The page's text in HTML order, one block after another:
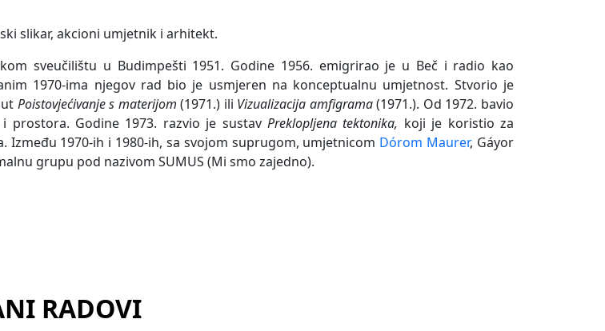
slikar, akcioni umjetnik i arhitekt.
sveučilištu u Budimpešti 1951. Godine 1956. emigrirao je u Beč i radio kao
1970-ima njegov rad bio je usmjeren na konceptualnu umjetnost. Stvorio je
Poistovjećivanje s materijom (1971.) ili Vizualizacija amfigrama(1971.). Od 1972. bavio
prostora. Godine 1973. razvio je sustav Preklopljena tektonika, koji je koristio za
Između 1970-ih i 1980-ih, sa svojom suprugom, umjetnicom Dórom Maurer, Gáyor
grupu pod nazivom SUMUS (Mi smo zajedno).
RADOVI